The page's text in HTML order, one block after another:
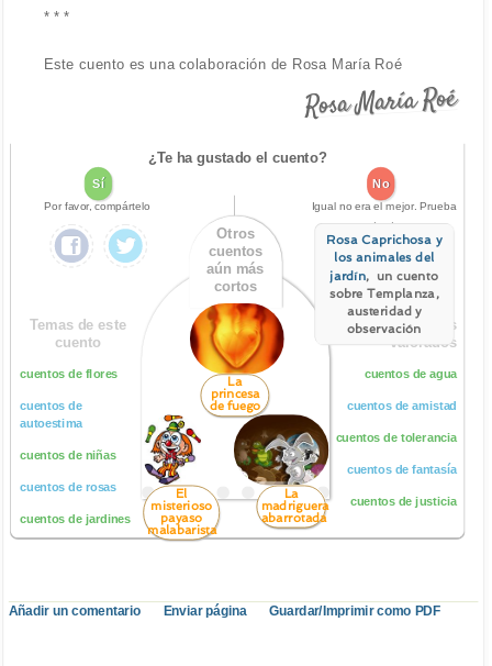
* * *
Este cuento es una colaboración de Rosa María Roé
Rosa María Roé
¿Te ha gustado el cuento?
Sí
Por favor, compártelo
No
Igual no era el mejor. Prueba
este otro:
Rosa Caprichosa y
los animales del
jardín, un cuento
sobre Templanza,
austeridad y
observación
Temas de este
cuento
cuentos de flores
cuentos de
autoestima
cuentos de niñas
cuentos de rosas
cuentos de jardines
Otros
cuentos
aún más
cortos
La
princesa
de fuego
La
madriguera
abarrotada
El
misterioso
payaso
malabarista
Los más
valorados
cuentos de agua
cuentos de amistad
cuentos de tolerancia
cuentos de fantasía
cuentos de justicia
Añadir un comentario Enviar página Guardar/Imprimir como PDF